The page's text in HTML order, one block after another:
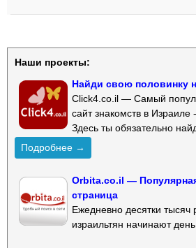
Наши проекты:
Найди свою половинку
Click4.co.il — Самый
сайт знакомств в Израиле
Здесь ты обязательно
Подробнее →
Orbita.co.il —
страница
Ежедневно десятки тысяч
израильтян начинают